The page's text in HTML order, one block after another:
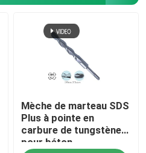
Mèche de marteau SDS
Plus à pointe en
carbure de tungstène
pour béton